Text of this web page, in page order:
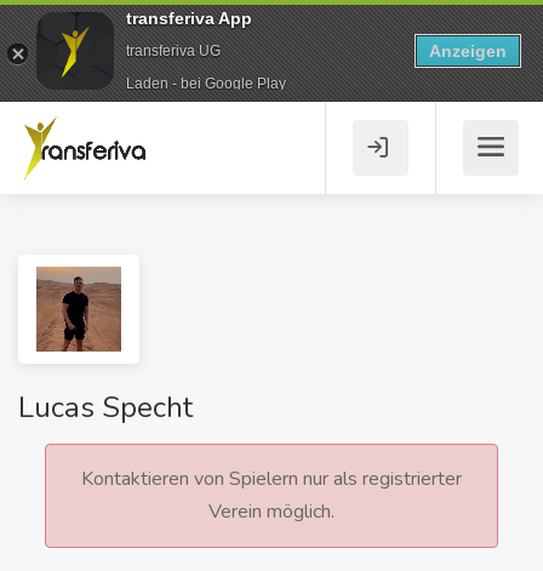
Lucas Specht
Kontaktieren von Spielern nur als registrierter
Verein möglich.
transferiva App
transferiva UG
Laden - bei Google Play
Anzeigen